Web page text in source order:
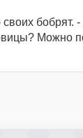
бобрят.
Можно